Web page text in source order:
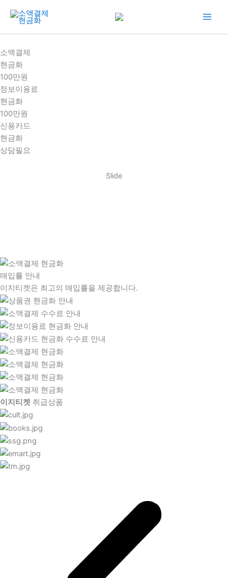
건
너
뛰
기
소액결제
현금화
100만원
정보이용료
현금화
100만원
신용카드
현금화
상담필요
Slide
매입률 안내
이지티켓은 최고의 매입률을 제공합니다.
이지티켓 취급상품